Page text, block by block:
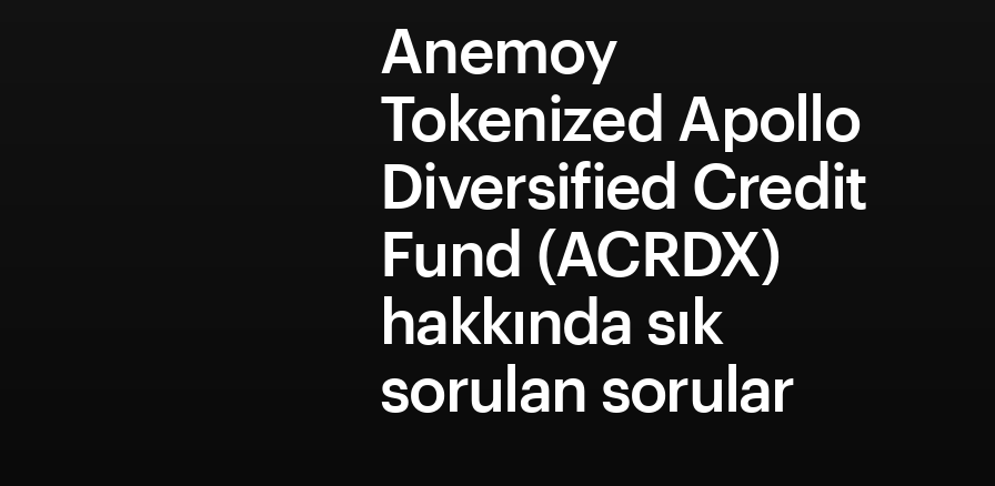
Anemoy
Tokenized Apollo
Diversified Credit
Fund (ACRDX)
hakkında sık
sorulan sorular